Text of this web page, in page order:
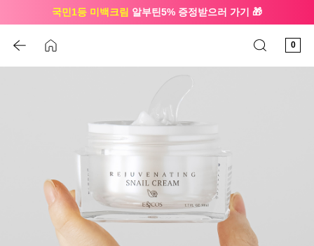
국민1등 미백크림 알부틴5% 증정받으러 가기 🎁
0